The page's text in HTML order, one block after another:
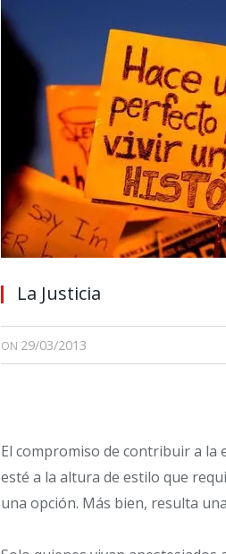
La Justicia
ON 29/03/2013
El compromiso de contribuir a la
esté a la altura de estilo que
una opción. Más bien, resulta